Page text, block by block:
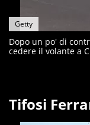
Getty
Dopo un po' di
cedere il volante a
Tifosi